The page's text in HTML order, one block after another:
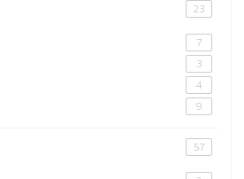
23
7
3
4
9
57